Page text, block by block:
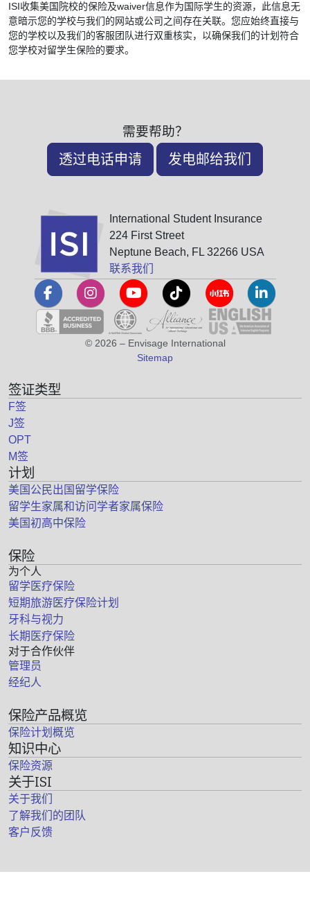
ISI收集美国院校的保险及waiver信息作为国际学生的资源，此信息无
意暗示您的学校与我们的网站或公司之间存在关联。您应始终直接与
您的学校以及我们的客服团队进行双重核实，以确保我们的计划符合
您学校对留学生保险的要求。
需要帮助？
透过电话申请 发电邮给我们
International Student Insurance
224 First Street
Neptune Beach, FL 32266 USA
联系我们
© 2026 – Envisage International
Sitemap
签证类型
F签
J签
OPT
M签
计划
美国公民出国留学保险
留学生家属和访问学者家属保险
美国初高中保险
保险
为个人
留学医疗保险
短期旅游医疗保险计划
牙科与视力
长期医疗保险
对于合作伙伴
管理员
经纪人
保险产品概览
保险计划概览
知识中心
保险资源
关于ISI
关于我们
了解我们的团队
客户反馈